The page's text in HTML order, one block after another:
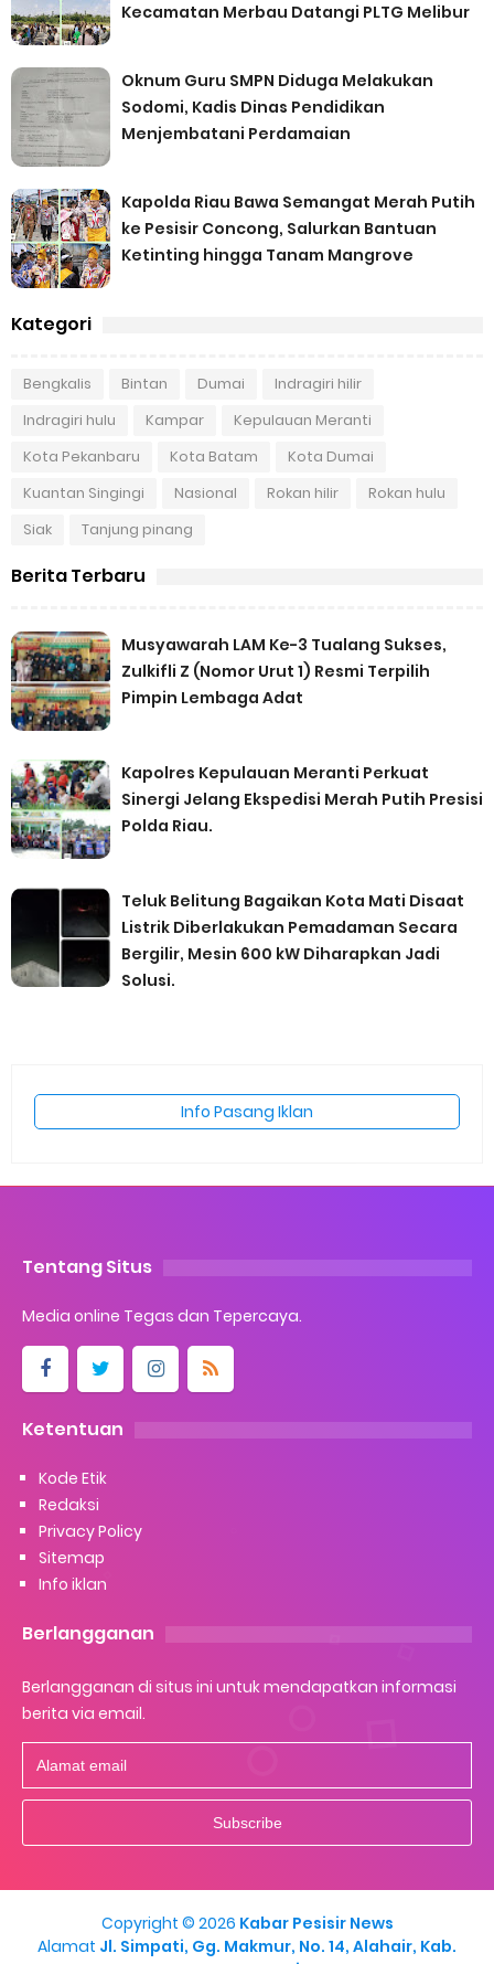
Kecamatan Merbau Datangi PLTG Melibur
Oknum Guru SMPN Diduga Melakukan
Sodomi, Kadis Dinas Pendidikan
Menjembatani Perdamaian
Kapolda Riau Bawa Semangat Merah Putih
ke Pesisir Concong, Salurkan Bantuan
Ketinting hingga Tanam Mangrove
Kategori
Bengkalis Bintan Dumai
Indragiri hilir
Indragiri hulu
Kampar
Kepulauan Meranti
Kota Pekanbaru
Kota Batam
Kota Dumai
Kuantan Singingi
Nasional Rokan hilir
Rokan hulu
Siak
Tanjung pinang
Berita Terbaru
Musyawarah LAM Ke-3 Tualang Sukses,
Zulkifli Z (Nomor Urut 1) Resmi Terpilih
Pimpin Lembaga Adat
Kapolres Kepulauan Meranti Perkuat
Sinergi Jelang Ekspedisi Merah Putih Presisi
Polda Riau.
Teluk Belitung Bagaikan Kota Mati Disaat
Listrik Diberlakukan Pemadaman Secara
Bergilir, Mesin 600 kW Diharapkan Jadi
Solusi.
Info Pasang Iklan
Tentang Situs
Media online Tegas dan Tepercaya.
Ketentuan
Kode Etik
Redaksi
Privacy Policy
Sitemap
Info iklan
Berlangganan
Berlangganan di situs ini untuk mendapatkan informasi
berita via email.
Copyright © 2026 Kabar Pesisir News
Alamat Jl. Simpati, Gg. Makmur, No. 14, Alahair, Kab.